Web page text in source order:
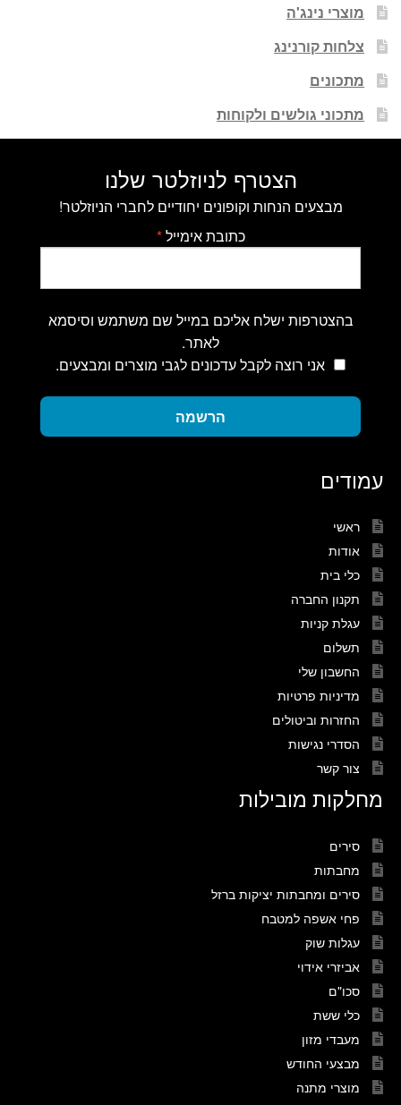
מוצרי נינג'ה
צלחות קורנינג
מתכונים
מתכוני גולשים ולקוחות
הצטרף לניוזלטר שלנו
מבצעים הנחות וקופונים יחודיים לחברי הניוזלטר!
כתובת אימייל*
בהצטרפות ישלח אליכם במייל שם משתמש וסיסמא
לאתר.
אני רוצה לקבל עדכונים לגבי מוצרים ומבצעים.
הרשמה
עמודים
ראשי
אודות
כלי בית
תקנון החברה
עגלת קניות
תשלום
החשבון שלי
מדיניות פרטיות
החזרות וביטולים
הסדרי נגישות
צור קשר
מחלקות מובילות
סירים
מחבתות
סירים ומחבתות יציקות ברזל
פחי אשפה למטבח
עגלות שוק
אביזרי אידוי
סכו"ם
כלי ששת
מעבדי מזון
מבצעי החודש
מוצרי מתנה